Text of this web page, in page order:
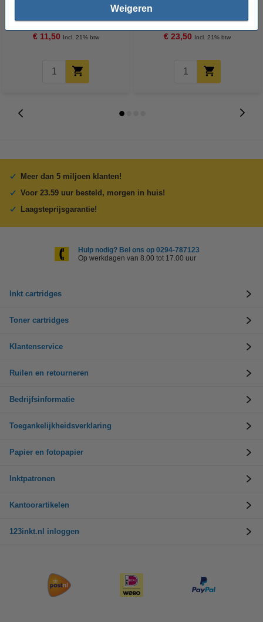
Weigeren
€ 11,50 Incl. 21% btw € 23,50 Incl. 21% btw
Meer dan 5 miljoen klanten!
Voor 23.59 uur besteld, morgen in huis!
Laagsteprijsgarantie!
Hulp nodig? Bel ons op 0294-787123
Op werkdagen van 8.00 tot 17.00 uur
Inkt cartridges
Toner cartridges
Klantenservice
Ruilen en retourneren
Bedrijfsinformatie
Toegankelijkheidsverklaring
Papier en fotopapier
Inktpatronen
Kantoorartikelen
123inkt.nl inloggen